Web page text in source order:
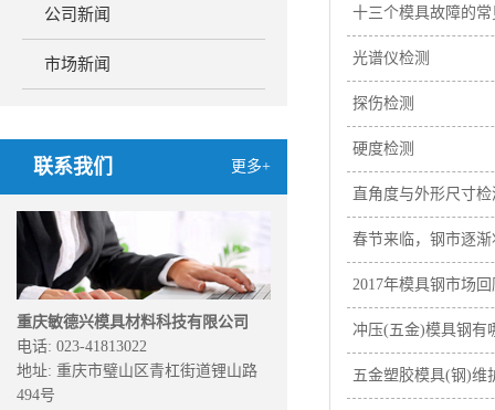
公司新闻
市场新闻
更多+
联系我们
重庆敏德兴模具材料科技有限公司
电话: 023-41813022
地址: 重庆市璧山区青杠街道锂山路
494号
十三个模具故障的
光谱仪检测
探伤检测
硬度检测
直角度与外形尺寸检
春节来临，钢市逐
2017年模具钢市场
冲压(五金)模具钢有
五金塑胶模具(钢)维